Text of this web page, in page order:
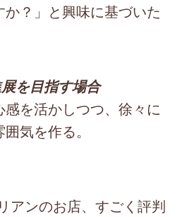
？」と興味に基づいた
を目指す場合
を活かしつつ、徐々に
気を作る。
アンのお店、すごく評判